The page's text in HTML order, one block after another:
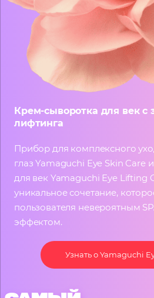
Крем-сыворотка для век с
лифтинга
Прибор для комплексного
глаз Yamaguchi Eye Skin Care
для век Yamaguchi Eye Lifting
уникальное сочетание,
пользователя невероятным
эффектом.
Узнать о Yamaguchi